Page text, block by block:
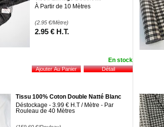
À Partir de 10 Mètres
(2.95 €/Mètre)
2.95 € H.T.
En stock
Tissu 100% Coton Double Natté Blanc
Déstockage - 3.99 € H.T / Mètre - Par
Rouleau de 40 Mètres